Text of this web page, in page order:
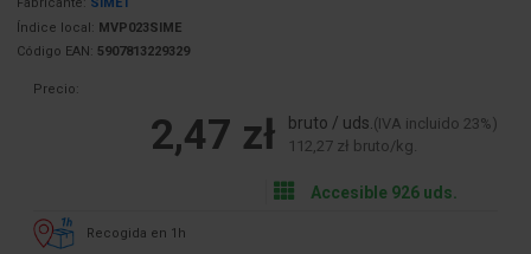
Índice local: MVP023SIME
Código EAN: 5907813229329
Precio:
2,47 zł bruto / uds.(IVA incluido 23%)
112,27 zł bruto/kg.
Accesible 926 uds.
Recogida en 1h